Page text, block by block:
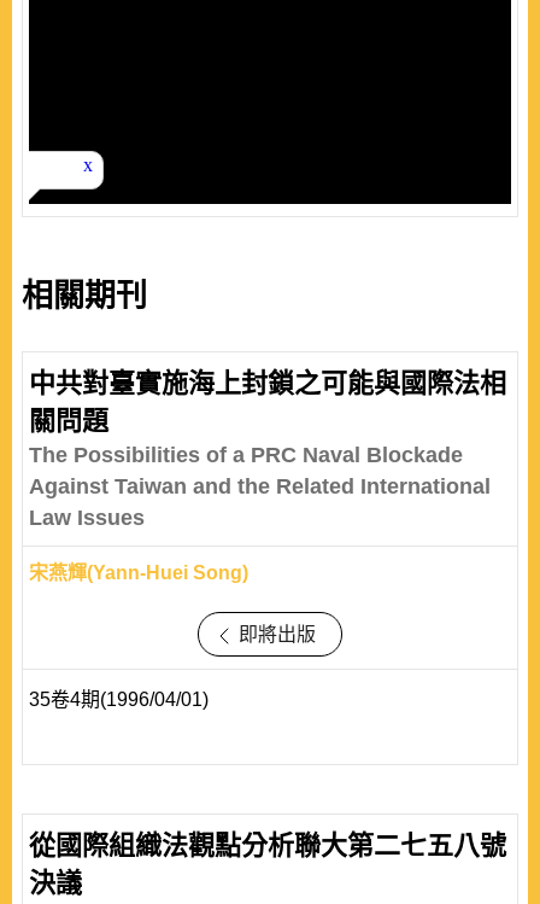
相關期刊
中共對臺實施海上封鎖之可能與國際法相
關問題
The Possibilities of a PRC Naval Blockade
Against Taiwan and the Related International
Law Issues
宋燕輝(Yann-Huei Song)
即將出版
35卷4期(1996/04/01)
從國際組織法觀點分析聯大第二七五八號
決議